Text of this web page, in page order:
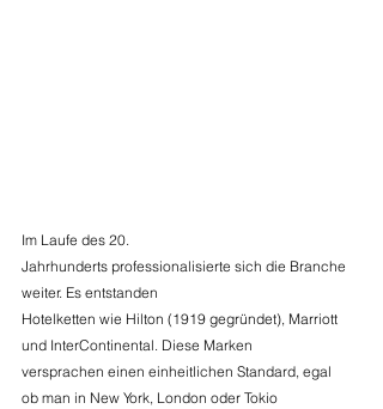
Im Laufe des 20.
Jahrhunderts professionalisierte sich die Branche
weiter. Es entstanden
Hotelketten wie Hilton (1919 gegründet), Marriott
und InterContinental. Diese Marken
versprachen einen einheitlichen Standard, egal
ob man in New York, London oder Tokio